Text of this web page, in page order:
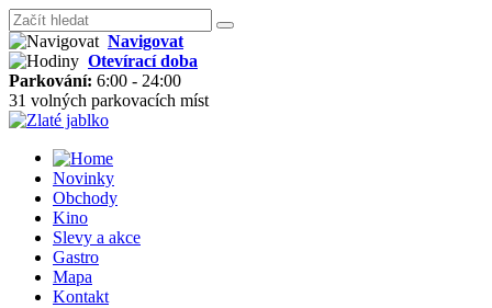
Navigovat
Otevírací doba
Parkování: 6:00 - 24:00
31 volných parkovacích míst
Novinky
Obchody
Kino
Slevy a akce
Gastro
Mapa
Kontakt